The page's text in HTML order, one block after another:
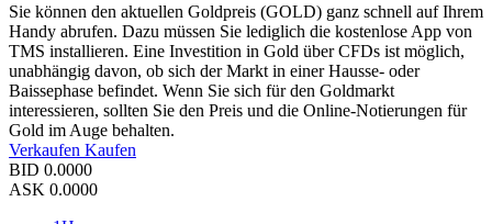
Sie können den aktuellen Goldpreis (GOLD) ganz schnell auf Ihrem
Handy abrufen. Dazu müssen Sie lediglich die kostenlose App von
TMS installieren. Eine Investition in Gold über CFDs ist möglich,
unabhängig davon, ob sich der Markt in einer Hausse- oder
Baissephase befindet. Wenn Sie sich für den Goldmarkt
interessieren, sollten Sie den Preis und die Online-Notierungen für
Gold im Auge behalten.
Verkaufen Kaufen
BID 0.0000
ASK 0.0000